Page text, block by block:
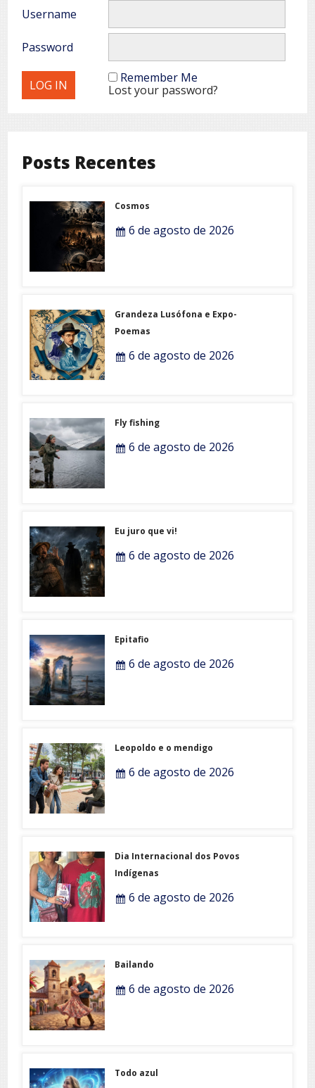
Username
Password
Remember Me
Lost your password?
Posts Recentes
Cosmos
6 de agosto de 2026
Grandeza Lusófona e Expo-
Poemas
6 de agosto de 2026
Fly fishing
6 de agosto de 2026
Eu juro que vi!
6 de agosto de 2026
Epitafio
6 de agosto de 2026
Leopoldo e o mendigo
6 de agosto de 2026
Dia Internacional dos Povos
Indígenas
6 de agosto de 2026
Bailando
6 de agosto de 2026
Todo azul